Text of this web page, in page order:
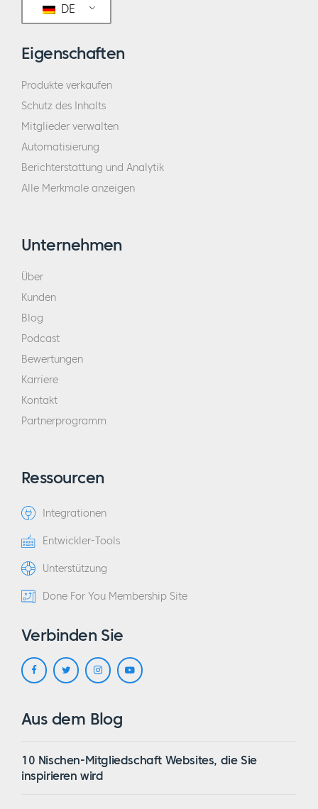
DE
Eigenschaften
Produkte verkaufen
Schutz des Inhalts
Mitglieder verwalten
Automatisierung
Berichterstattung und Analytik
Alle Merkmale anzeigen
Unternehmen
Über
Kunden
Blog
Podcast
Bewertungen
Karriere
Kontakt
Partnerprogramm
Ressourcen
Integrationen
Entwickler-Tools
Unterstützung
Done For You Membership Site
Verbinden Sie
Aus dem Blog
10 Nischen-Mitgliedschaft Websites, die Sie
inspirieren wird